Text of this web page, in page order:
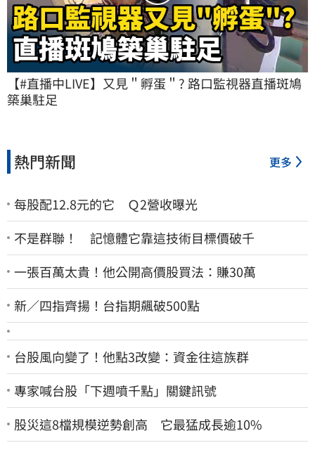
【#直播中LIVE】又見＂孵蛋＂? 路口監視器直播斑鳩
築巢駐足
熱門新聞 更多
每股配12.8元的它 Ｑ2營收曝光
不是群聯！ 記憶體它靠這技術目標價破千
一張百萬太貴！他公開高價股買法：賺30萬
新／四指齊揚！台指期飆破500點
台股風向變了！他點3改變：資金往這族群
專家喊台股「下週噴千點」關鍵訊號
股災這8檔規模逆勢創高 它最猛成長逾10%